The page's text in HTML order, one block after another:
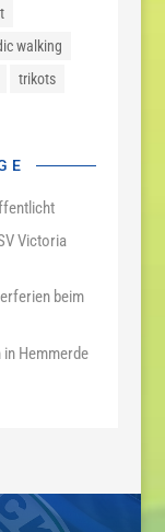
walking
trikots
Victoria
beim
Hemmerde